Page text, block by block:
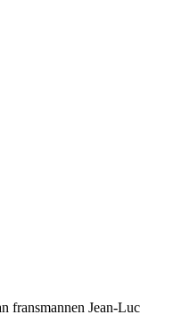
fransmannen Jean-Luc